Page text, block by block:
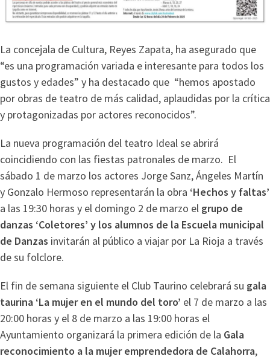
La concejala de Cultura, Reyes Zapata, ha asegurado que
“es una programación variada e interesante para todos los
gustos y edades” y ha destacado que “hemos apostado
por obras de teatro de más calidad, aplaudidas por la crítica
y protagonizadas por actores reconocidos”.
La nueva programación del teatro Ideal se abrirá
coincidiendo con las fiestas patronales de marzo. El
sábado 1 de marzo los actores Jorge Sanz, Ángeles Martín
y Gonzalo Hermoso representarán la obra ‘Hechos y faltas’
a las 19:30 horas y el domingo 2 de marzo el grupo de
danzas ‘Coletores’ y los alumnos de la Escuela municipal
de Danzas invitarán al público a viajar por La Rioja a través
de su folclore.
El fin de semana siguiente el Club Taurino celebrará su gala
taurina ‘La mujer en el mundo del toro’ el 7 de marzo a las
20:00 horas y el 8 de marzo a las 19:00 horas el
Ayuntamiento organizará la primera edición de la Gala
reconocimiento a la mujer emprendedora de Calahorra,